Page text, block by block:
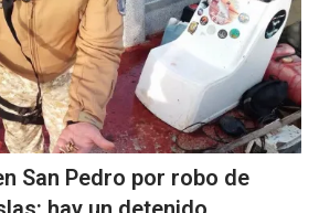
San Pedro por robo de